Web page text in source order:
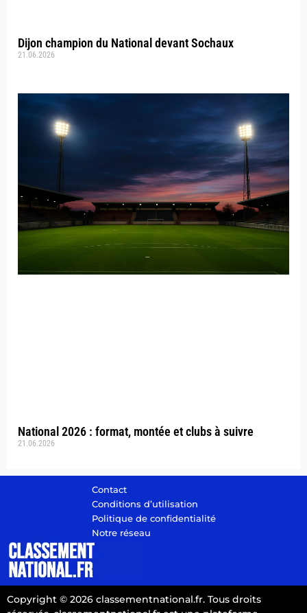
Dijon champion du National devant Sochaux
21.06.2026
National 2026 : format, montée et clubs à suivre
21.06.2026
Contact
Conditions d’utilisation
Politique de confidentialité
Notre réseau
Copyright © 2026 classementnational.fr. Tous droits